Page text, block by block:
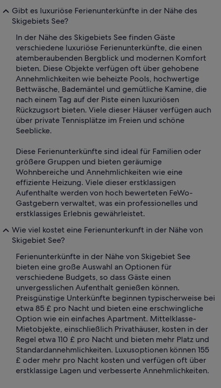
Gibt es luxuriöse Ferienunterkünfte in der Nähe des
Skigebiets See?
In der Nähe des Skigebiets See finden Gäste
verschiedene luxuriöse Ferienunterkünfte, die einen
atemberaubenden Bergblick und modernen Komfort
bieten. Diese Objekte verfügen oft über gehobene
Annehmlichkeiten wie beheizte Pools, hochwertige
Bettwäsche, Bademäntel und gemütliche Kamine, die
nach einem Tag auf der Piste einen luxuriösen
Rückzugsort bieten. Viele dieser Häuser verfügen auch
über private Tennisplätze im Freien und schöne
Seeblicke.
Diese Ferienunterkünfte sind ideal für Familien oder
größere Gruppen und bieten geräumige
Wohnbereiche und Annehmlichkeiten wie eine
effiziente Heizung. Viele dieser erstklassigen
Aufenthalte werden von hoch bewerteten FeWo-
Gastgebern verwaltet, was ein professionelles und
erstklassiges Erlebnis gewährleistet.
Wie viel kostet eine Ferienunterkunft in der Nähe von
Skigebiet See?
Ferienunterkünfte in der Nähe von Skigebiet See
bieten eine große Auswahl an Optionen für
verschiedene Budgets, so dass Gäste einen
unvergesslichen Aufenthalt genießen können.
Preisgünstige Unterkünfte beginnen typischerweise bei
etwa 85 £ pro Nacht und bieten eine erschwingliche
Option wie ein einfaches Apartment. Mittelklasse-
Mietobjekte, einschließlich Privathäuser, kosten in der
Regel etwa 110 £ pro Nacht und bieten mehr Platz und
Standardannehmlichkeiten. Luxusoptionen können 155
£ oder mehr pro Nacht kosten und verfügen oft über
erstklassige Lagen und verbesserte Annehmlichkeiten.